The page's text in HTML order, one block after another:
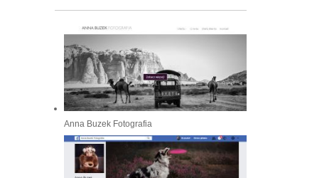
Anna Buzek Fotografia